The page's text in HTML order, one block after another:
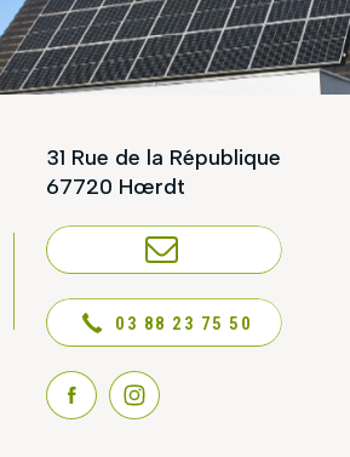
31 Rue de la République
67720 Hœrdt
NOUS CONTACTER
03 88 23 75 50